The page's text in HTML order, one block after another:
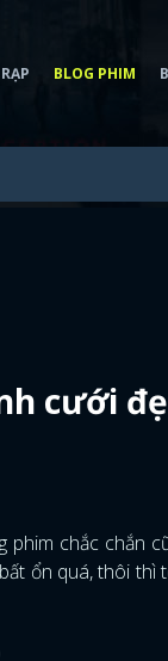
BLOG PHIM
cưới
chắc chắn
ổn quá, thôi